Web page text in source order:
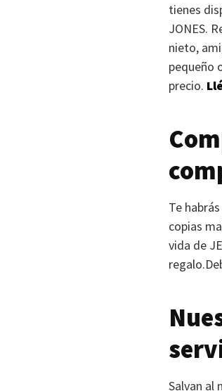
tienes
JONES.
nieto,
pequeño
precio.
Te
copias
vida de
Salvan al